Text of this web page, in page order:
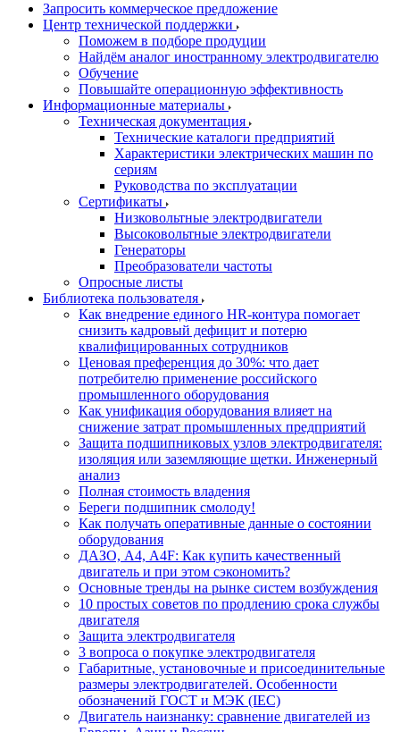
Запросить коммерческое предложение
Центр технической поддержки
Поможем в подборе продуции
Найдём аналог иностранному электродвигателю
Обучение
Повышайте операционную эффективность
Информационные материалы
Техническая документация
Технические каталоги предприятий
Характеристики электрических машин по
сериям
Руководства по эксплуатации
Сертификаты
Низковольтные электродвигатели
Высоковольтные электродвигатели
Генераторы
Преобразователи частоты
Опросные листы
Библиотека пользователя
Как внедрение единого HR-контура помогает
снизить кадровый дефицит и потерю
квалифицированных сотрудников
Ценовая преференция до 30%: что дает
потребителю применение российского
промышленного оборудования
Как унификация оборудования влияет на
снижение затрат промышленных предприятий
Защита подшипниковых узлов электродвигателя:
изоляция или заземляющие щетки. Инженерный
анализ
Полная стоимость владения
Береги подшипник смолоду!
Как получать оперативные данные о состоянии
оборудования
ДАЗО, А4, А4F: Как купить качественный
двигатель и при этом сэкономить?
Основные тренды на рынке систем возбуждения
10 простых советов по продлению срока службы
двигателя
Защита электродвигателя
3 вопроса о покупке электродвигателя
Габаритные, установочные и присоединительные
размеры электродвигателей. Особенности
обозначений ГОСТ и МЭК (IEC)
Двигатель наизнанку: сравнение двигателей из